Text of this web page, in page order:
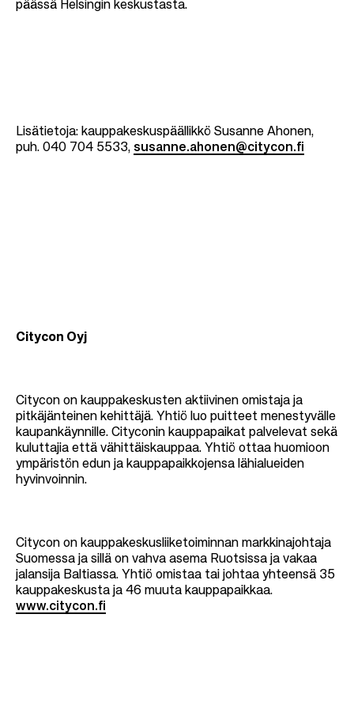
päässä Helsingin keskustasta.
Lisätietoja: kauppakeskuspäällikkö Susanne Ahonen,
puh. 040 704 5533, susanne.ahonen@citycon.fi
Citycon Oyj
Citycon on kauppakeskusten aktiivinen omistaja ja
pitkäjänteinen kehittäjä. Yhtiö luo puitteet menestyvälle
kaupankäynnille. Cityconin kauppapaikat palvelevat sekä
kuluttajia että vähittäiskauppaa. Yhtiö ottaa huomioon
ympäristön edun ja kauppapaikkojensa lähialueiden
hyvinvoinnin.
Citycon on kauppakeskusliiketoiminnan markkinajohtaja
Suomessa ja sillä on vahva asema Ruotsissa ja vakaa
jalansija Baltiassa. Yhtiö omistaa tai johtaa yhteensä 35
kauppakeskusta ja 46 muuta kauppapaikkaa.
www.citycon.fi